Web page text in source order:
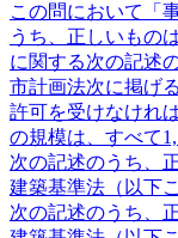
この問において「
うち、正しいもの
に関する次の記述
市計画法次に掲げ
許可を受けなけれ
の規模は、すべて1,
次の記述のうち、
建築基準法（以下
次の記述のうち、